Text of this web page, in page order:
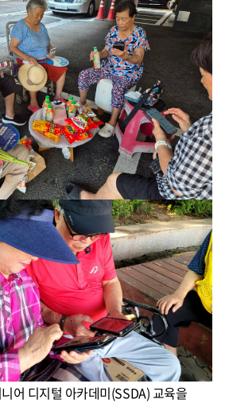
어 디지털 아카데미(SSDA) 교육을